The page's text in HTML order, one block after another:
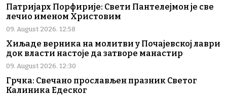
Патријарх Порфирије: Свети Пантелејмон је све
лечио именом Христовим
09. August 2026. 12:58
Хиљаде верника на молитви у Почајевској лаври
док власти настоје да затворе манастир
09. August 2026. 12:30
Грчка: Свечано прослављен празник Светог
Калиника Едеског